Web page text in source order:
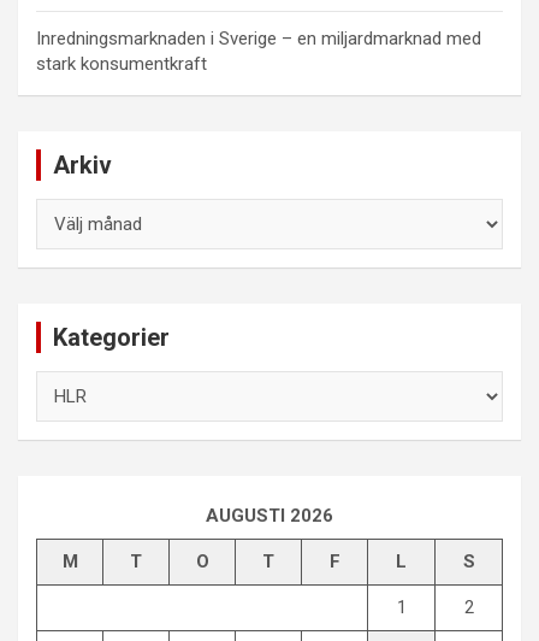
Inredningsmarknaden i Sverige – en miljardmarknad med
stark konsumentkraft
Arkiv
Kategorier
AUGUSTI 2026
M T O T F L S
1 2